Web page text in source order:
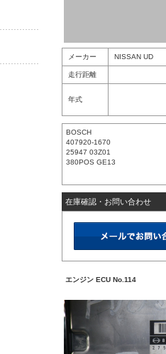
メーカー NISSAN UD
走行距離
年式
BOSCH
407920-1670
25947 03Z01
380POS GE13
在庫確認・お問い合わせ
エンジン ECU No.114